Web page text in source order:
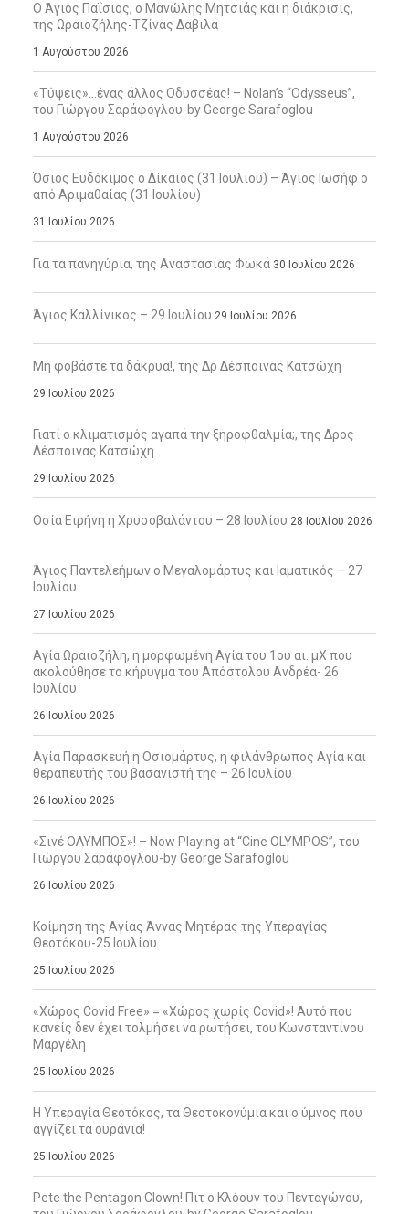
Ο Άγιος Παΐσιος, ο Μανώλης Μητσιάς και η διάκρισις,
της Ωραιοζήλης-Τζίνας Δαβιλά
1 Αυγούστου 2026
«Τύψεις»…ένας άλλος Οδυσσέας! – Nolan’s “Odysseus”,
του Γιώργου Σαράφογλου-by George Sarafoglou
1 Αυγούστου 2026
Όσιος Ευδόκιμος ο Δίκαιος (31 Ιουλίου) – Άγιος Ιωσήφ ο
από Αριμαθαίας (31 Ιουλίου)
31 Ιουλίου 2026
Για τα πανηγύρια, της Αναστασίας Φωκά 30 Ιουλίου 2026
Άγιος Καλλίνικος – 29 Ιουλίου 29 Ιουλίου 2026
Μη φοβάστε τα δάκρυα!, της Δρ Δέσποινας Κατσώχη
29 Ιουλίου 2026
Γιατί ο κλιματισμός αγαπά την ξηροφθαλμία;, της Δρος
Δέσποινας Κατσώχη
29 Ιουλίου 2026
Οσία Ειρήνη η Χρυσοβαλάντου – 28 Ιουλίου 28 Ιουλίου 2026
Άγιος Παντελεήμων ο Μεγαλομάρτυς και Ιαματικός – 27
Ιουλίου
27 Ιουλίου 2026
Αγία Ωραιοζήλη, η μορφωμένη Αγία του 1ου αι. μΧ που
ακολούθησε το κήρυγμα του Απόστολου Ανδρέα- 26
Ιουλίου
26 Ιουλίου 2026
Αγία Παρασκευή η Οσιομάρτυς, η φιλάνθρωπος Αγία και
θεραπευτής του βασανιστή της – 26 Ιουλίου
26 Ιουλίου 2026
«Σινέ ΟΛΥΜΠΟΣ»! – Now Playing at “Cine OLYMPOS”, του
Γιώργου Σαράφογλου-by George Sarafoglou
26 Ιουλίου 2026
Κοίμηση της Αγίας Άννας Μητέρας της Υπεραγίας
Θεοτόκου-25 Ιουλίου
25 Ιουλίου 2026
«Χώρος Covid Free» = «Χώρος χωρίς Covid»! Αυτό που
κανείς δεν έχει τολμήσει να ρωτήσει, του Κωνσταντίνου
Μαργέλη
25 Ιουλίου 2026
Η Υπεραγία Θεοτόκος, τα Θεοτοκονύμια και ο ύμνος που
αγγίζει τα ουράνια!
25 Ιουλίου 2026
Pete the Pentagon Clown! Πιτ ο Κλόουν του Πενταγώνου,